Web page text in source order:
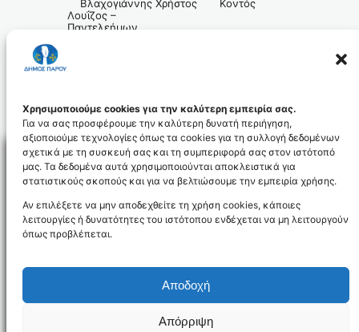
Χρησιμοποιούμε cookies για την καλύτερη εμπειρία σας.
Για να σας προσφέρουμε την καλύτερη δυνατή περιήγηση,
αξιοποιούμε τεχνολογίες όπως τα cookies για τη συλλογή δεδομένων
σχετικά με τη συσκευή σας και τη συμπεριφορά σας στον ιστότοπό
μας. Τα δεδομένα αυτά χρησιμοποιούνται αποκλειστικά για
στατιστικούς σκοπούς και για να βελτιώσουμε την εμπειρία χρήσης.
Αν επιλέξετε να μην αποδεχθείτε τη χρήση cookies, κάποιες
λειτουργίες ή δυνατότητες του ιστότοπου ενδέχεται να μη λειτουργούν
όπως προβλέπεται.
Αποδοχή
Απόρριψη
Βλαχογιάννης Χρήστος Κοντός
Λουΐζος –
Παντελεήμων
NEWSLETTER
Δήλωση Προσβασιμότητας